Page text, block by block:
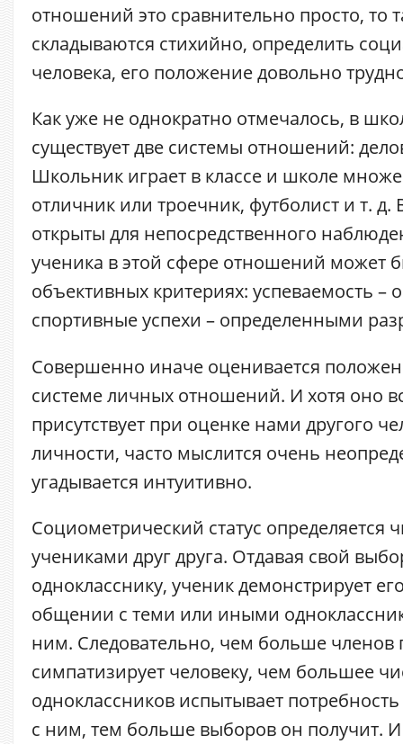
отношений это сравнительно просто, то
складываются стихийно, определить
человека, его положение довольно
Как уже не однократно отмечалось, в
существует две системы отношений:
Школьник играет в классе и школе
отличник или троечник, футболист и т. д.
открыты для непосредственного
ученика в этой сфере отношений может
объективных критериях: успеваемость –
спортивные успехи – определенными
Совершенно иначе оценивается
системе личных отношений. И хотя оно
присутствует при оценке нами другого
личности, часто мыслится очень
угадывается интуитивно.
Социометрический статус определяется
учениками друг друга. Отдавая свой
однокласснику, ученик демонстрирует
общении с теми или иными
ним. Следовательно, чем больше членов
симпатизирует человеку, чем большее
одноклассников испытывает
с ним, тем больше выборов он получит. И